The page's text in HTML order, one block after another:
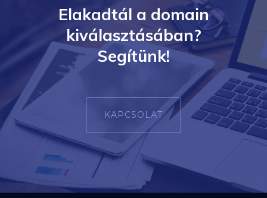
Elakadtál a domain
kiválasztásában?
Segítünk!
KAPCSOLAT